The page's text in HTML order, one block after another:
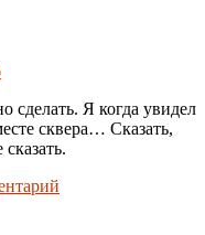
сделать. Я когда увидел
сквера… Сказать,